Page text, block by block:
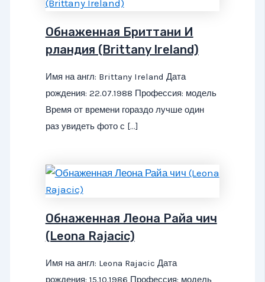
Обнаженная Бриттани И
рландия (Brittany Ireland)
Имя на англ: Brittany Ireland Дата
рождения: 22.07.1988 Профессия: модель
Время от времени гораздо лучше один
раз увидеть фото с […]
Обнаженная Леона Райа чич
(Leona Rajacic)
Имя на англ: Leona Rajacic Дата
рождения: 15.10.1986 Профессия: модель